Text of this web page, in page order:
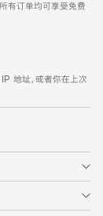
有订单均可享受免费
地址，或者你在上次